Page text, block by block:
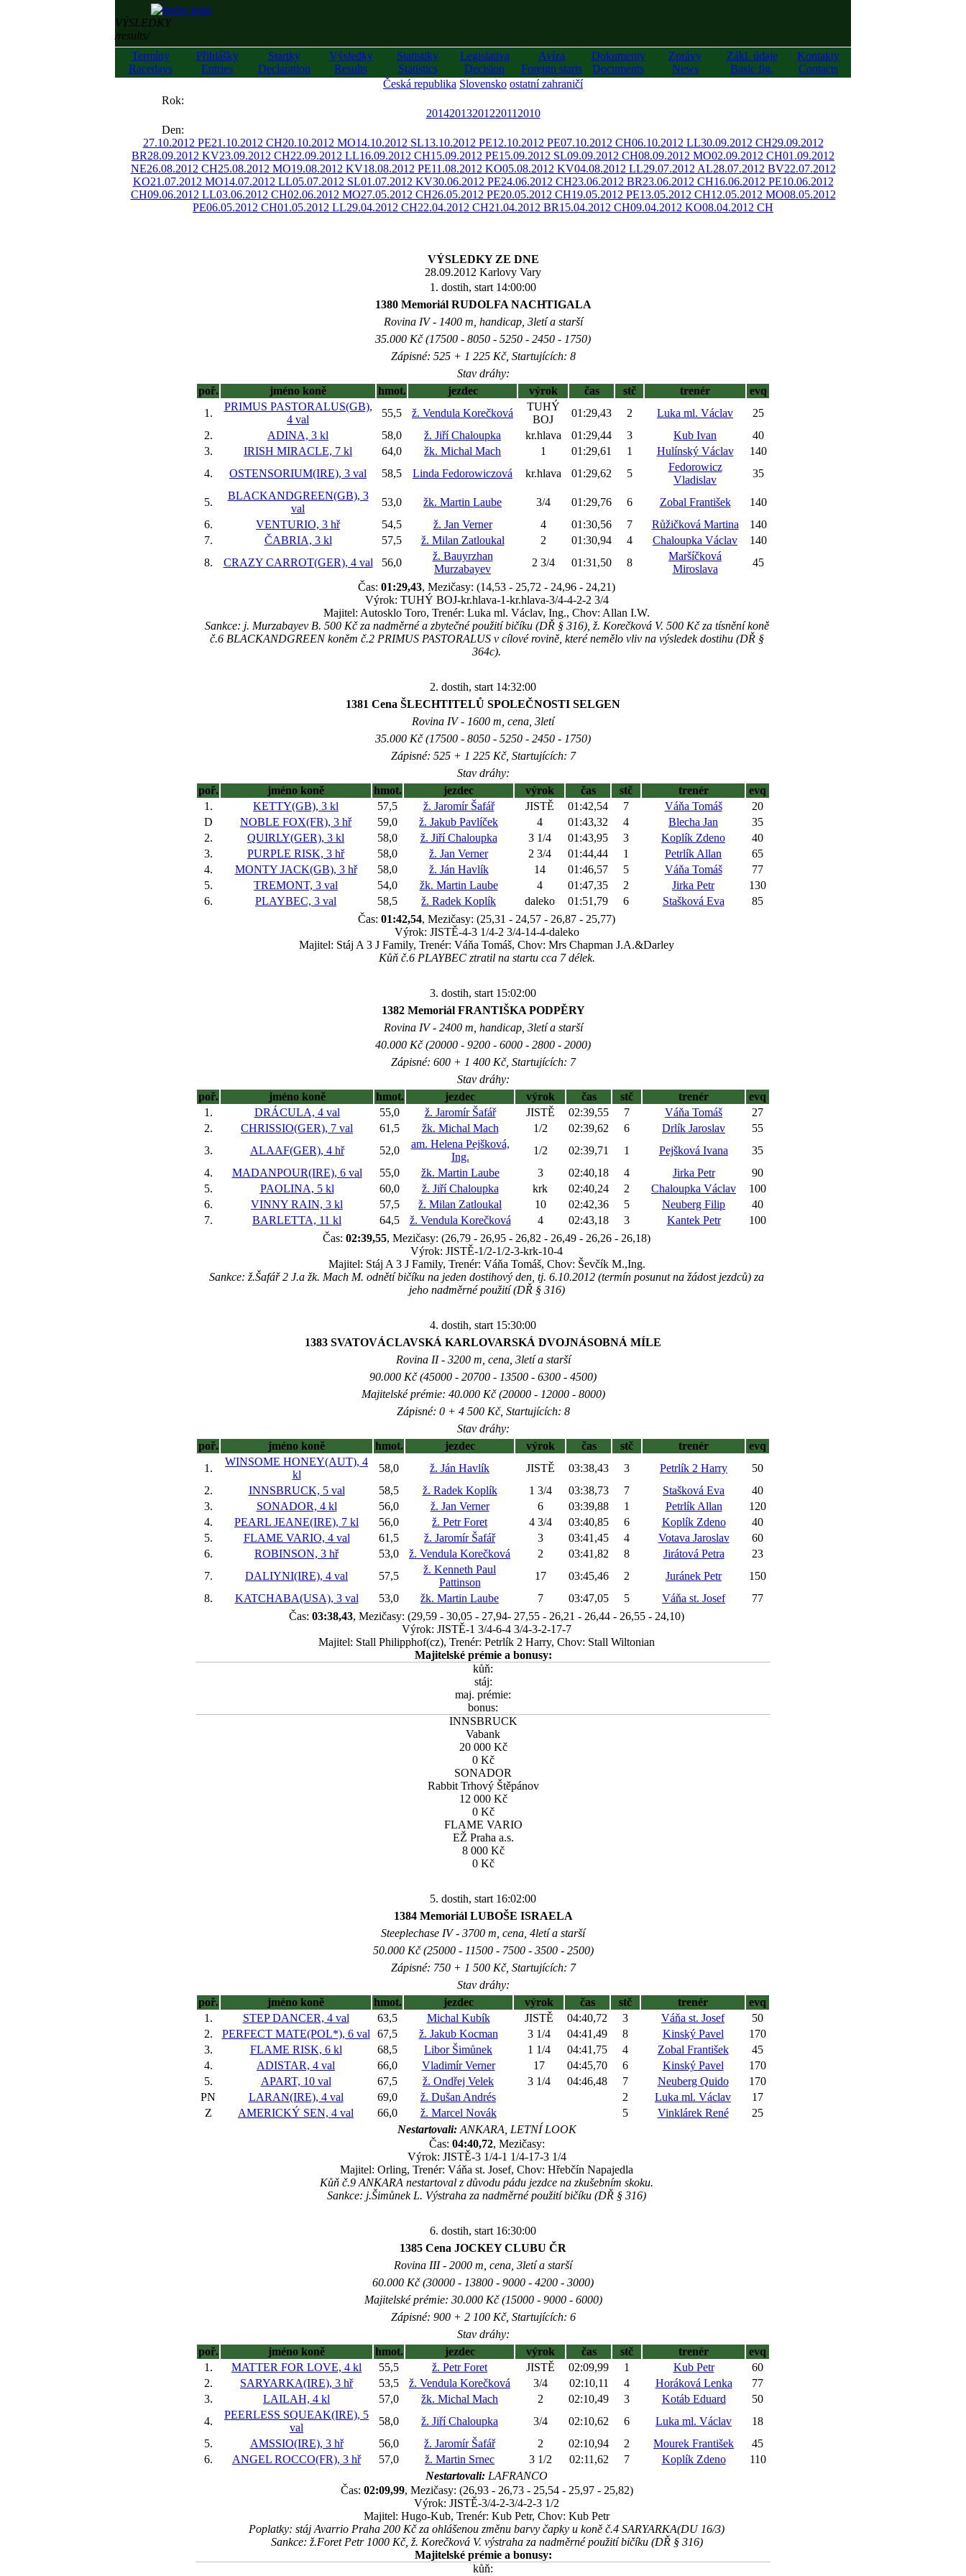
VÝSLEDKY
/results/
Termíny
Racedays
Přihlášky
Entries
Startky
Declaration
Výsledky
Results
Statistiky
Statistics
Legislativa
Decision
Avíza
Foreign starts
Dokumenty
Documents
Zprávy
News
Zákl. údaje
Basic fig.
Kontakty
Contacts
Česká republika Slovensko ostatní zahraničí
Rok:
2014201320122011 2010
Den:
27.10.2012 PE21.10.2012 CH20.10.2012 MO14.10.2012 SL13.10.2012 PE12.10.2012 PE07.10.2012 CH06.10.2012 LL30.09.2012 CH29.09.2012
BR28.09.2012 KV23.09.2012 CH22.09.2012 LL16.09.2012 CH15.09.2012 PE15.09.2012 SL09.09.2012 CH08.09.2012 MO02.09.2012 CH01.09.2012
NE26.08.2012 CH25.08.2012 MO19.08.2012 KV18.08.2012 PE11.08.2012 KO05.08.2012 KV04.08.2012 LL29.07.2012 AL28.07.2012 BV22.07.2012
KO21.07.2012 MO14.07.2012 LL05.07.2012 SL01.07.2012 KV30.06.2012 PE24.06.2012 CH23.06.2012 BR23.06.2012 CH16.06.2012 PE10.06.2012
CH09.06.2012 LL03.06.2012 CH02.06.2012 MO27.05.2012 CH26.05.2012 PE20.05.2012 CH19.05.2012 PE13.05.2012 CH12.05.2012 MO08.05.2012
PE06.05.2012 CH01.05.2012 LL29.04.2012 CH22.04.2012 CH21.04.2012 BR15.04.2012 CH09.04.2012 KO08.04.2012 CH
VÝSLEDKY ZE DNE
28.09.2012 Karlovy Vary
1. dostih, start 14:00:00
1380 Memoriál RUDOLFA NACHTIGALA
Rovina IV - 1400 m, handicap, 3letí a starší
35.000 Kč (17500 - 8050 - 5250 - 2450 - 1750)
Zápisné: 525 + 1 225 Kč, Startujících: 8
Stav dráhy:
poř.
jméno koně hmot. jezdec výrok čas stč trenér
evq
1.
PRIMUS PASTORALUS(GB),
4 val
55,5 ž. Vendula Korečková
TUHÝ
BOJ
01:29,43 2 Luka ml. Václav
25
2.
ADINA, 3 kl 58,0 ž. Jiří Chaloupka kr.hlava 01:29,44 3 Kub Ivan
40
3.
IRISH MIRACLE, 7 kl 64,0 žk. Michal Mach 1 01:29,61 1 Hulínský Václav
140
4.
OSTENSORIUM(IRE), 3 val 58,5 Linda Fedorowiczová kr.hlava 01:29,62 5
Fedorowicz
Vladislav
35
5.
BLACKANDGREEN(GB), 3
val
53,0 žk. Martin Laube 3/4 01:29,76 6 Zobal František
140
6.
VENTURIO, 3 hř 54,5 ž. Jan Verner 4 01:30,56 7 Růžičková Martina
140
7.
ČABRIA, 3 kl 57,5 ž. Milan Zatloukal 2 01:30,94 4 Chaloupka Václav
140
8.
CRAZY CARROT(GER), 4 val 56,0
ž. Bauyrzhan
Murzabayev
2 3/4 01:31,50 8
Maršíčková
Miroslava
45
Čas: 01:29,43, Mezičasy: (14,53 - 25,72 - 24,96 - 24,21)
Výrok: TUHÝ BOJ-kr.hlava-1-kr.hlava-3/4-4-2-2 3/4
Majitel: Autosklo Toro, Trenér: Luka ml. Václav, Ing., Chov: Allan I.W.
Sankce: j. Murzabayev B. 500 Kč za nadměrné a zbytečné použití bičíku (DŘ § 316), ž. Korečková V. 500 Kč za tísnění koně
č.6 BLACKANDGREEN koněm č.2 PRIMUS PASTORALUS v cílové rovině, které nemělo vliv na výsledek dostihu (DŘ §
364c).
2. dostih, start 14:32:00
1381 Cena ŠLECHTITELŮ SPOLEČNOSTI SELGEN
Rovina IV - 1600 m, cena, 3letí
35.000 Kč (17500 - 8050 - 5250 - 2450 - 1750)
Zápisné: 525 + 1 225 Kč, Startujících: 7
Stav dráhy:
poř.
jméno koně hmot. jezdec výrok čas stč trenér
evq
1.
KETTY(GB), 3 kl 57,5 ž. Jaromír Šafář JISTĚ 01:42,54 7 Váňa Tomáš
20
D
NOBLE FOX(FR), 3 hř 59,0 ž. Jakub Pavlíček 4 01:43,32 4 Blecha Jan
35
2.
QUIRLY(GER), 3 kl 58,0 ž. Jiří Chaloupka 3 1/4 01:43,95 3 Koplík Zdeno
40
3.
PURPLE RISK, 3 hř 58,0 ž. Jan Verner 2 3/4 01:44,44 1 Petrlík Allan
65
4.
MONTY JACK(GB), 3 hř 58,0 ž. Ján Havlík 14 01:46,57 5 Váňa Tomáš
77
5.
TREMONT, 3 val 54,0 žk. Martin Laube 4 01:47,35 2 Jirka Petr
130
6.
PLAYBEC, 3 val 58,5 ž. Radek Koplík daleko 01:51,79 6 Stašková Eva
85
Čas: 01:42,54, Mezičasy: (25,31 - 24,57 - 26,87 - 25,77)
Výrok: JISTĚ-4-3 1/4-2 3/4-14-4-daleko
Majitel: Stáj A 3 J Family, Trenér: Váňa Tomáš, Chov: Mrs Chapman J.A.&Darley
Kůň č.6 PLAYBEC ztratil na startu cca 7 délek.
3. dostih, start 15:02:00
1382 Memoriál FRANTIŠKA PODPĚRY
Rovina IV - 2400 m, handicap, 3letí a starší
40.000 Kč (20000 - 9200 - 6000 - 2800 - 2000)
Zápisné: 600 + 1 400 Kč, Startujících: 7
Stav dráhy:
poř.
jméno koně hmot. jezdec výrok čas stč trenér
evq
1.
DRÁCULA, 4 val 55,0 ž. Jaromír Šafář JISTĚ 02:39,55 7 Váňa Tomáš
27
2.
CHRISSIO(GER), 7 val 61,5 žk. Michal Mach 1/2 02:39,62 6 Drlík Jaroslav
55
3.
ALAAF(GER), 4 hř 52,0
am. Helena Pejšková,
Ing.
1/2 02:39,71 1 Pejšková Ivana
35
4.
MADANPOUR(IRE), 6 val 55,0 žk. Martin Laube 3 02:40,18 4 Jirka Petr
90
5.
PAOLINA, 5 kl 60,0 ž. Jiří Chaloupka krk 02:40,24 2 Chaloupka Václav
100
6.
VINNY RAIN, 3 kl 57,5 ž. Milan Zatloukal 10 02:42,36 5 Neuberg Filip
40
7.
BARLETTA, 11 kl 64,5 ž. Vendula Korečková 4 02:43,18 3 Kantek Petr
100
Čas: 02:39,55, Mezičasy: (26,79 - 26,95 - 26,82 - 26,49 - 26,26 - 26,18)
Výrok: JISTĚ-1/2-1/2-3-krk-10-4
Majitel: Stáj A 3 J Family, Trenér: Váňa Tomáš, Chov: Ševčík M.,Ing.
Sankce: ž.Šafář 2 J.a žk. Mach M. odnětí bičíku na jeden dostihový den, tj. 6.10.2012 (termín posunut na žádost jezdců) za
jeho nadměrné použití (DŘ § 316)
4. dostih, start 15:30:00
1383 SVATOVÁCLAVSKÁ KARLOVARSKÁ DVOJNÁSOBNÁ MÍLE
Rovina II - 3200 m, cena, 3letí a starší
90.000 Kč (45000 - 20700 - 13500 - 6300 - 4500)
Majitelské prémie: 40.000 Kč (20000 - 12000 - 8000)
Zápisné: 0 + 4 500 Kč, Startujících: 8
Stav dráhy:
poř.
jméno koně hmot. jezdec výrok čas stč trenér
evq
1.
WINSOME HONEY(AUT), 4
kl
58,0 ž. Ján Havlík JISTĚ 03:38,43 3 Petrlík 2 Harry
50
2.
INNSBRUCK, 5 val 58,5 ž. Radek Koplík 1 3/4 03:38,73 7 Stašková Eva
40
3.
SONADOR, 4 kl 56,0 ž. Jan Verner 6 03:39,88 1 Petrlík Allan
120
4.
PEARL JEANE(IRE), 7 kl 56,0 ž. Petr Foret 4 3/4 03:40,85 6 Koplík Zdeno
40
5.
FLAME VARIO, 4 val 61,5 ž. Jaromír Šafář 3 03:41,45 4 Votava Jaroslav
60
6.
ROBINSON, 3 hř 53,0 ž. Vendula Korečková 2 03:41,82 8 Jirátová Petra
23
7.
DALIYNI(IRE), 4 val 57,5
ž. Kenneth Paul
Pattinson
17 03:45,46 2 Juránek Petr
150
8.
KATCHABA(USA), 3 val 53,0 žk. Martin Laube 7 03:47,05 5 Váňa st. Josef
77
Čas: 03:38,43, Mezičasy: (29,59 - 30,05 - 27,94- 27,55 - 26,21 - 26,44 - 26,55 - 24,10)
Výrok: JISTĚ-1 3/4-6-4 3/4-3-2-17-7
Majitel: Stall Philipphof(cz), Trenér: Petrlík 2 Harry, Chov: Stall Wiltonian
Majitelské prémie a bonusy:
kůň:
stáj:
maj. prémie:
bonus:
INNSBRUCK
Vabank
20 000 Kč
0 Kč
SONADOR
Rabbit Trhový Štěpánov
12 000 Kč
0 Kč
FLAME VARIO
EŽ Praha a.s.
8 000 Kč
0 Kč
5. dostih, start 16:02:00
1384 Memoriál LUBOŠE ISRAELA
Steeplechase IV - 3700 m, cena, 4letí a starší
50.000 Kč (25000 - 11500 - 7500 - 3500 - 2500)
Zápisné: 750 + 1 500 Kč, Startujících: 7
Stav dráhy:
poř.
jméno koně hmot. jezdec výrok čas stč trenér
evq
1.
STEP DANCER, 4 val 63,5 Michal Kubík JISTĚ 04:40,72 3 Váňa st. Josef
50
2.
PERFECT MATE(POL*), 6 val 67,5 ž. Jakub Kocman 3 1/4 04:41,49 8 Kinský Pavel
170
3.
FLAME RISK, 6 kl 68,5 Libor Šimůnek 1 1/4 04:41,75 4 Zobal František
45
4.
ADISTAR, 4 val 66,0 Vladimír Verner 17 04:45,70 6 Kinský Pavel
170
5.
APART, 10 val 67,5 ž. Ondřej Velek 3 1/4 04:46,48 7 Neuberg Quido
170
PN
LARAN(IRE), 4 val 69,0 ž. Dušan Andrés 2 Luka ml. Václav
17
Z
AMERICKÝ SEN, 4 val 66,0 ž. Marcel Novák 5 Vinklárek René
25
Nestartovali:ANKARA, LETNÍ LOOK
Čas: 04:40,72, Mezičasy:
Výrok: JISTĚ-3 1/4-1 1/4-17-3 1/4
Majitel: Orling, Trenér: Váňa st. Josef, Chov: Hřebčín Napajedla
Kůň č.9 ANKARA nestartoval z důvodu pádu jezdce na zkušebním skoku.
Sankce: j.Šimůnek L. Výstraha za nadměrné použití bičíku (DŘ § 316)
6. dostih, start 16:30:00
1385 Cena JOCKEY CLUBU ČR
Rovina III - 2000 m, cena, 3letí a starší
60.000 Kč (30000 - 13800 - 9000 - 4200 - 3000)
Majitelské prémie: 30.000 Kč (15000 - 9000 - 6000)
Zápisné: 900 + 2 100 Kč, Startujících: 6
Stav dráhy:
poř.
jméno koně hmot. jezdec výrok čas stč trenér
evq
1.
MATTER FOR LOVE, 4 kl 55,5 ž. Petr Foret JISTĚ 02:09,99 1 Kub Petr
60
2.
SARYARKA(IRE), 3 hř 53,5 ž. Vendula Korečková 3/4 02:10,11 4 Horáková Lenka
77
3.
LAILAH, 4 kl 57,0 žk. Michal Mach 2 02:10,49 3 Kotáb Eduard
50
4.
PEERLESS SQUEAK(IRE), 5
val
58,0 ž. Jiří Chaloupka 3/4 02:10,62 6 Luka ml. Václav
18
5.
AMSSIO(IRE), 3 hř 56,0 ž. Jaromír Šafář 2 02:10,94 2 Mourek František
45
6.
ANGEL ROCCO(FR), 3 hř 57,0 ž. Martin Srnec 3 1/2 02:11,62 7 Koplík Zdeno
110
Nestartovali: LAFRANCO
Čas: 02:09,99, Mezičasy: (26,93 - 26,73 - 25,54 - 25,97 - 25,82)
Výrok: JISTĚ-3/4-2-3/4-2-3 1/2
Majitel: Hugo-Kub, Trenér: Kub Petr, Chov: Kub Petr
Poplatky: stáj Avarrio Praha 200 Kč za ohlášenou změnu barvy čapky u koně č.4 SARYARKA(DU 16/3)
Sankce: ž.Foret Petr 1000 Kč, ž. Korečková V. výstraha za nadměrné použití bičíku (DŘ § 316)
Majitelské prémie a bonusy:
kůň: